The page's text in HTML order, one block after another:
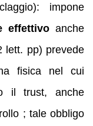
impone
effettivoanche
lett. pp) prevede
fisica nel cui
il trust, anche
; tale obbligo